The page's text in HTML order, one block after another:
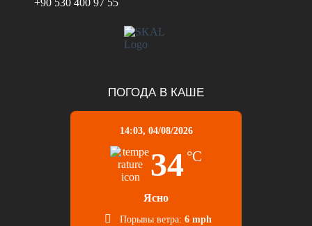
+90 530 400 97 55
ПОГОДА В КАШЕ
14:03, 04/08/2026
34 °C
Ясно
Порывы ветра: 6 mph